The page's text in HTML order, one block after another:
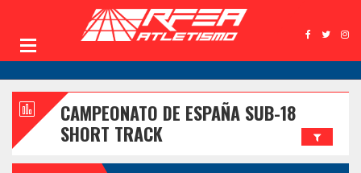
CAMPEONATO DE ESPAÑA SUB-18
SHORT TRACK